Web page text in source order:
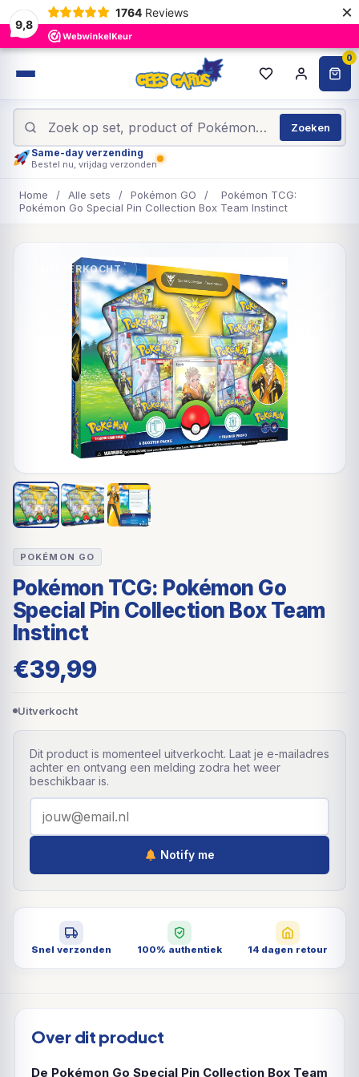
9,8
1764 Reviews ×
0
Zoeken
Same-day verzending
Bestel nu, vrijdag verzonden
Home / Alle sets / Pokémon GO /
Pokémon TCG:
Pokémon Go Special Pin Collection Box Team Instinct
UITVERKOCHT
POKÉMON GO
Pokémon TCG: Pokémon Go
Special Pin Collection Box Team
Instinct
€39,99
Uitverkocht
Dit product is momenteel uitverkocht. Laat je e-mailadres
achter en ontvang een melding zodra het weer
beschikbaar is.
Notify me
Snel verzonden 100% authentiek 14 dagen retour
Over dit product
De Pokémon Go Special Pin Collection Box Team